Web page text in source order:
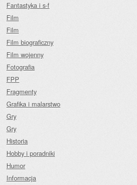
Fantastyka i s-f
Film
Film
Film biograficzny
Film wojenny
Fotografia
FPP
Fragmenty
Grafika i malarstwo
Gry
Gry
Historia
Hobby i poradniki
Humor
Informacja